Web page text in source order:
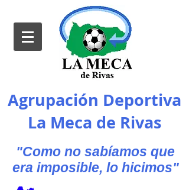
Agrupación Deportiva
La Meca de Rivas
"Como no sabíamos que
era imposible, lo hicimos"